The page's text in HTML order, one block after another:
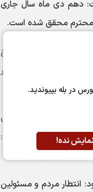
در بله بپیوندید.
نده!
دهم دی ماه سال جاری
محترم محقق شده است.
برنامه امسال استخراج
تن رسید و با توجه به همت همکاران محترم در
و اجرای طرح‌های
و خاطرنشان کرد:
افزود: انتطار مردم و مسئولین